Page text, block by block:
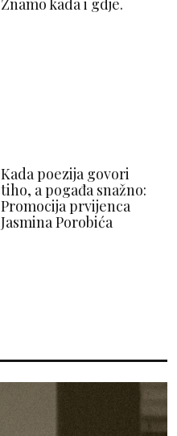
Kada poezija govori
tiho, a pogađa snažno:
Promocija prvijenca
Jasmina Porobića